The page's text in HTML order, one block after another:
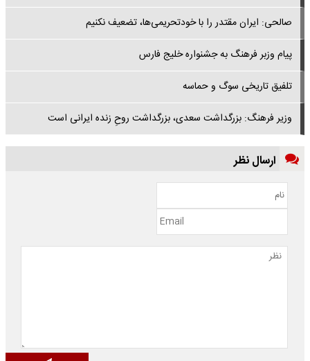
صالحی: ایران مقتدر را با خودتحریمی‌ها، تضعیف نکنیم
پیام وزبر فرهنگ به جشنواره خلیج فارس
تلفیق تاریخی سوگ و حماسه
وزیر فرهنگ: بزرگداشت سعدی، بزرگداشت روحِ زنده ایرانی است
ارسال نظر